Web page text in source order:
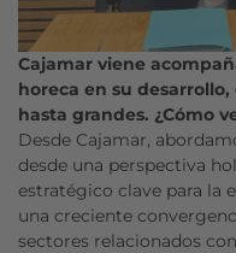
Cajamar viene
horeca en su
hasta grandes. ¿Cómo
Desde Cajamar,
desde una perspectiva
estratégico clave para la
una creciente
sectores relacionados